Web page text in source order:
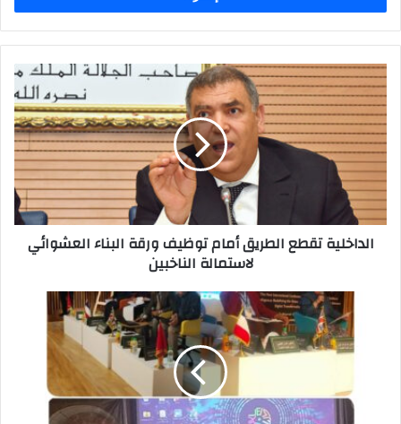
الداخلية تقطع الطريق أمام توظيف ورقة البناء العشوائي
لاستمالة الناخبين